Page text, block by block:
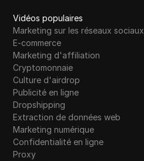
Vidéos populaires
Marketing sur les réseaux sociaux
E-commerce
Marketing d'affiliation
Cryptomonnaie
Culture d'airdrop
Publicité en ligne
Dropshipping
Extraction de données web
Marketing numérique
Confidentialité en ligne
Proxy